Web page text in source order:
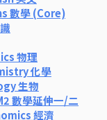
數學 (Core)
物理
化學
生物
數學延伸一/二
經濟